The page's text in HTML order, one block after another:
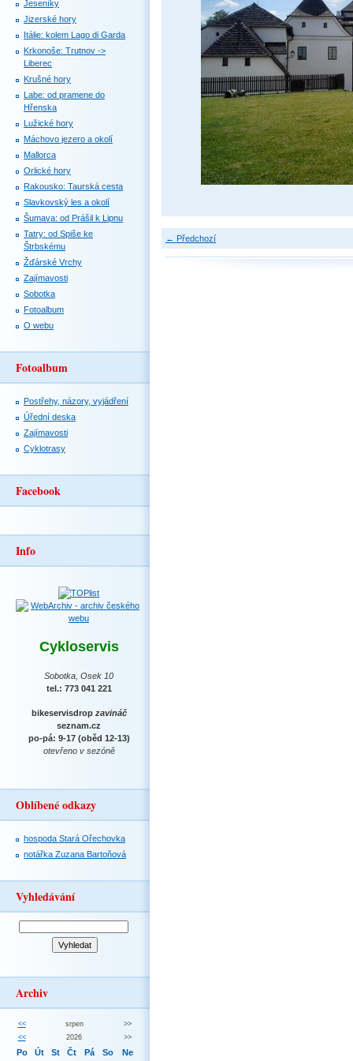
← Předchozí
Jeseníky
Jizerské hory
Itálie: kolem Lago di Garda
Krkonoše: Trutnov ->
Liberec
Krušné hory
Labe: od pramene do
Hřenska
Lužické hory
Máchovo jezero a okolí
Mallorca
Orlické hory
Rakousko: Taurská cesta
Slavkovský les a okolí
Šumava: od Prášil k Lipnu
Tatry: od Spiše ke
Štrbskému
Žďárské Vrchy
Zajímavosti
Sobotka
Fotoalbum
O webu
Fotoalbum
Postřehy, názory, vyjádření
Úřední deska
Zajímavosti
Cyklotrasy
Facebook
Info
Cykloservis
Sobotka, Osek 10
tel.: 773 041 221
bikeservisdrop zavináč
seznam.cz
po-pá: 9-17 (oběd 12-13)
otevřeno v sezóně
Oblíbené odkazy
hospoda Stará Ořechovka
notářka Zuzana Bartoňová
Vyhledávání
Archiv
<< srpen
>>
<<
2026 >>
Po Út St Čt Pá So Ne